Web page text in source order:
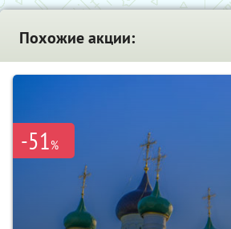
Похожие акции:
-51%